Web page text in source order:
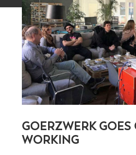
GOERZWERK GOES
WORKING